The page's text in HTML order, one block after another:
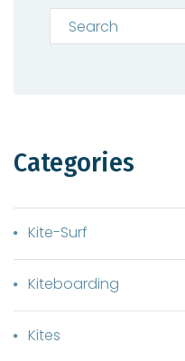
Search for:
Categories
Kite-Surf
Kiteboarding
Kites